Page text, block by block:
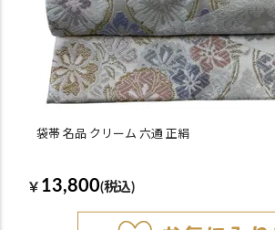
袋帯 名品 クリーム 六通 正絹
￥ 13,800(税込)